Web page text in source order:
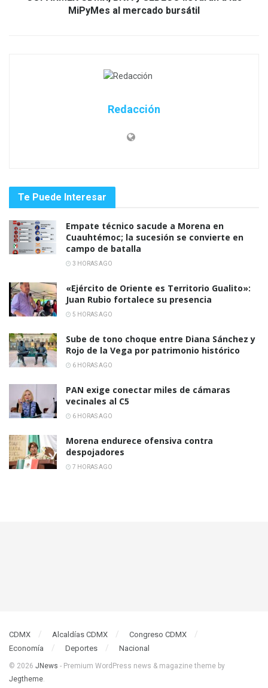
MiPyMes al mercado bursátil
Redacción
Te Puede Interesar
Empate técnico sacude a Morena en
Cuauhtémoc; la sucesión se convierte en
campo de batalla
3 HORAS AGO
«Ejército de Oriente es Territorio Gualito»:
Juan Rubio fortalece su presencia
5 HORAS AGO
Sube de tono choque entre Diana Sánchez y
Rojo de la Vega por patrimonio histórico
6 HORAS AGO
PAN exige conectar miles de cámaras
vecinales al C5
6 HORAS AGO
Morena endurece ofensiva contra
despojadores
7 HORAS AGO
CDMX Alcaldías CDMX
Congreso CDMX
Economía
Deportes Nacional
© 2026 JNews - Premium WordPress news & magazine theme by
Jegtheme